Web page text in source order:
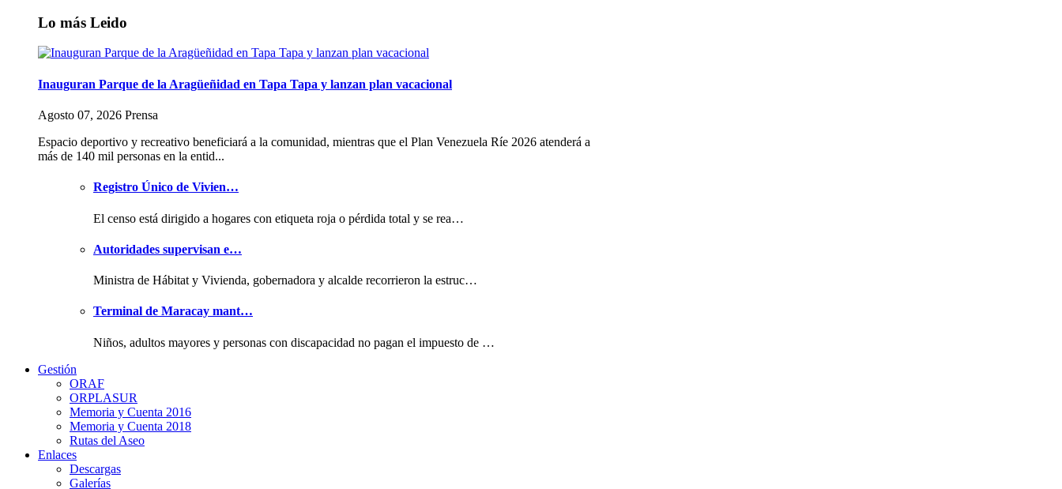
Lo más Leido
Inauguran Parque de la Aragüeñidad en Tapa Tapa y lanzan plan vacacional
Agosto 07, 2026 Prensa
Espacio deportivo y recreativo beneficiará a la comunidad, mientras que el Plan Venezuela Ríe 2026 atenderá a
más de 140 mil personas en la entid...
Registro Único de Vivien…
El censo está dirigido a hogares con etiqueta roja o pérdida total y se rea…
Autoridades supervisan e…
Ministra de Hábitat y Vivienda, gobernadora y alcalde recorrieron la estruc…
Terminal de Maracay mant…
Niños, adultos mayores y personas con discapacidad no pagan el impuesto de …
Gestión
ORAF
ORPLASUR
Memoria y Cuenta 2016
Memoria y Cuenta 2018
Rutas del Aseo
Enlaces
Descargas
Galerías